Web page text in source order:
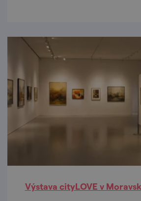
Výstava cityLOVE v